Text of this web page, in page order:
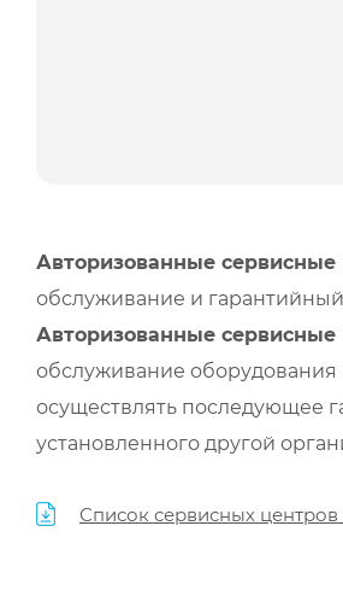
Авторизованные
обслуживание и
Авторизованные
обслуживание
осуществлять последующее
установленного другой
Список сервисных